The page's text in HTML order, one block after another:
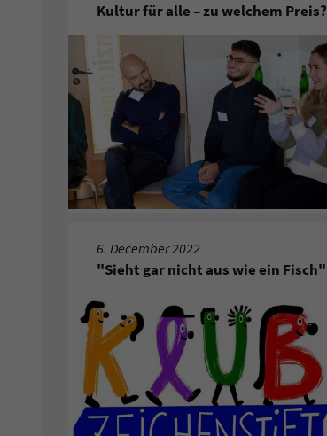
Kultur für alle – zu welchem Preis?
6. December 2022
"Sieht gar nicht aus wie ein Fisch"